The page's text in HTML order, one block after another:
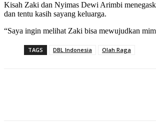
Kisah Zaki dan Nyimas Dewi Arimbi
dan tentu kasih sayang keluarga.
“Saya ingin melihat Zaki bisa mewujudkan
TAGS DBL Indonesia Olah Raga